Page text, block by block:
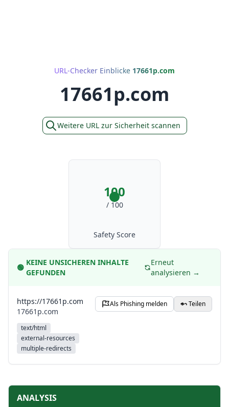
URL-Checker Einblicke 17661p.com
17661p.com
Weitere URL zur Sicherheit scannen
100
/ 100
Safety Score
🟢
KEINE UNSICHEREN INHALTE
GEFUNDEN
Erneut
analysieren →
https://17661p.com
17661p.com
text/html
external-resources
multiple-redirects
Als Phishing melden Teilen
ANALYSIS